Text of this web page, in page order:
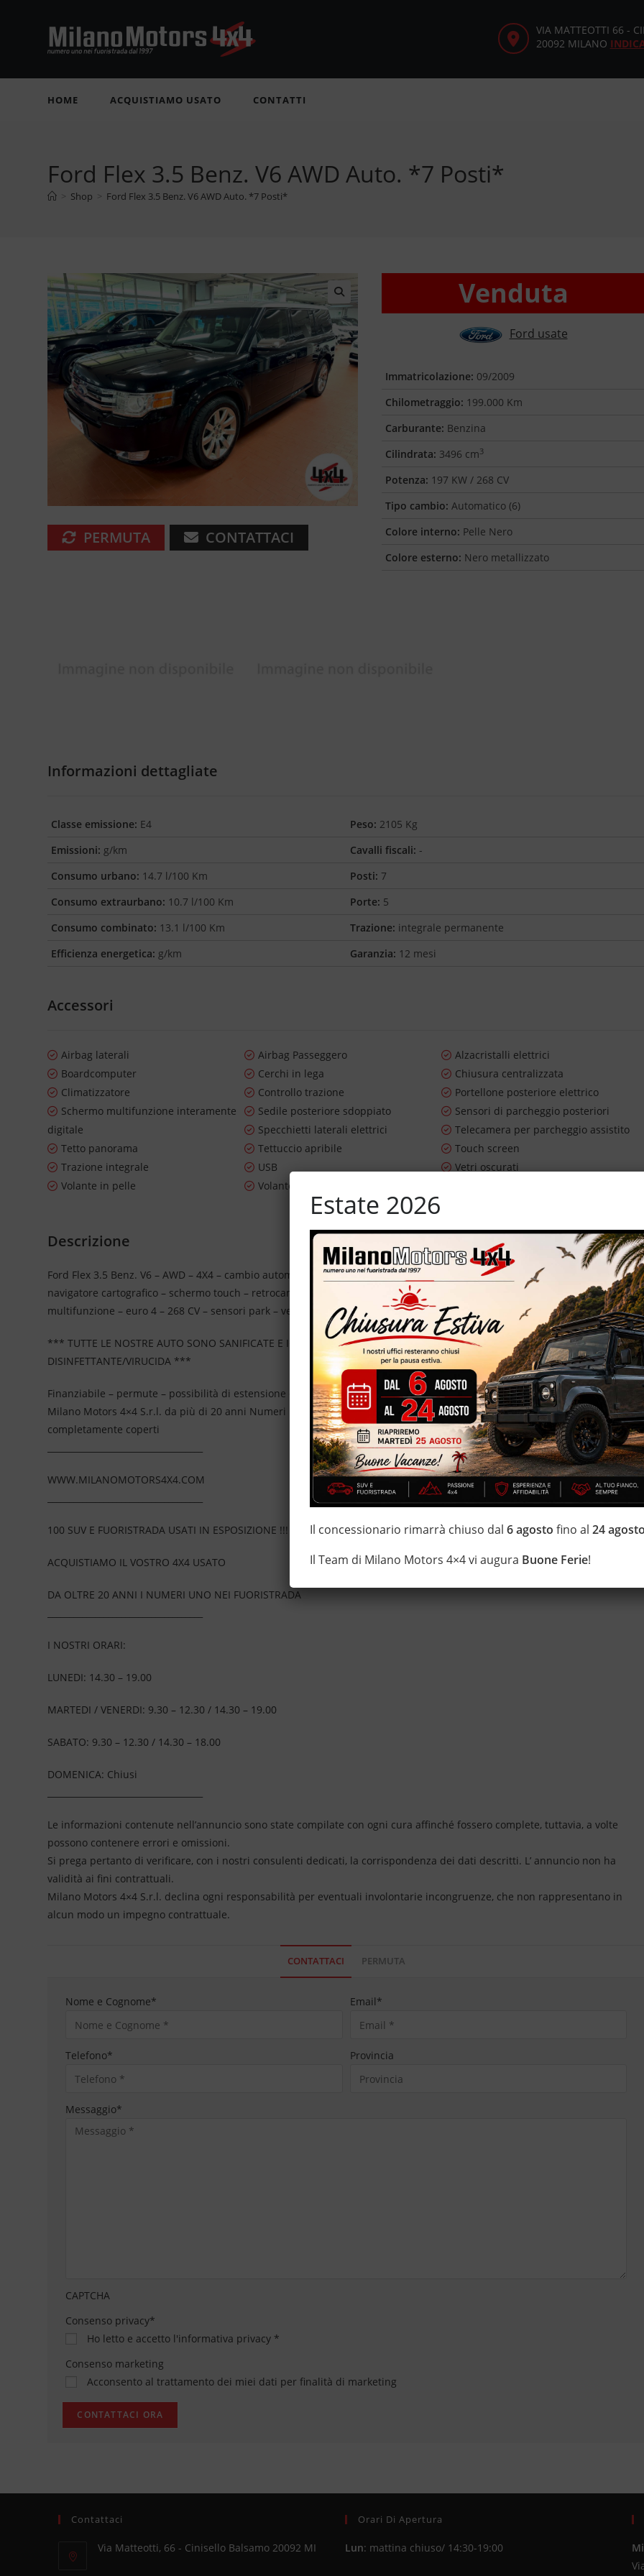
VIA MATTEOTTI 66 -
20092 MILANO
HOME ACQUISTIAMO USATO CONTATTI
Ford Flex 3.5 Benz. V6 AWD Auto. *7 Posti*
> Shop > Ford Flex 3.5 Benz. V6 AWD Auto. *7 Posti*
🔍
PERMUTA CONTATTACI
Venduta
Ford usate
Immatricolazione: 09/2009
Chilometraggio: 199.000 Km
Carburante: Benzina
Cilindrata: 3496 cm3
Potenza: 197 KW / 268 CV
Tipo cambio: Automatico (6)
Colore interno: Pelle Nero
Colore esterno: Nero metallizzato
Informazioni dettagliate
Classe emissione: E4
Emissioni: g/km
Consumo urbano: 14.7 l/100 Km
Consumo extraurbano: 10.7 l/100 Km
Consumo combinato: 13.1 l/100 Km
Efficienza energetica: g/km
Peso: 2105 Kg
Cavalli fiscali: -
Posti: 7
Porte: 5
Trazione: integrale permanente
Garanzia: 12 mesi
Accessori
Airbag laterali Airbag Passeggero
Alzacristalli elettrici
Boardcomputer
Cerchi in lega
Chiusura centralizzata
Climatizzatore
Controllo trazione
Portellone posteriore elettrico
Schermo multifunzione interamente
digitale
Sedile posteriore sdoppiato
Sensori di parcheggio posteriori
Specchietti laterali elettrici
Telecamera per parcheggio assistito
Tetto panorama
Tettuccio apribile
Touch screen
Trazione integrale
USB
Vetri oscurati
Volante in pelle
Volante multifunzione
Descrizione
Ford Flex 3.5 Benz. V6 – AWD – 4X4 – cambio automatico – 7 Posti – 200.288 km certificati e garantiti – cerchi in lega da 19” –
navigatore cartografico – schermo touch – retrocamera per parcheggio assistito – baule elttrico – tetto apribile – volante
multifunzione – euro 4 – 268 CV – sensori park – vernice metallizzata – eleganti interni in pelle totale
*** TUTTE LE NOSTRE AUTO SONO SANIFICATE E IGIENIZZATE CON TRATTAMENTI DI VAPORE, OZONO E
DISINFETTANTE/VIRUCIDA ***
Finanziabile – permute – possibilità di estensione della garanzia con i leader del mercato ”Opteven” e ”Mapfre Warranty” –
Milano Motors 4×4 S.r.l. da più di 20 anni Numeri Uno Nei Fuoristrada con un’ esposizione da più di 1.500 mq
completamente coperti
WWW.MILANOMOTORS4X4.COM
100 SUV E FUORISTRADA USATI IN ESPOSIZIONE !!!
ACQUISTIAMO IL VOSTRO 4X4 USATO
DA OLTRE 20 ANNI I NUMERI UNO NEI FUORISTRADA
I NOSTRI ORARI:
LUNEDI: 14.30 – 19.00
MARTEDI / VENERDI: 9.30 – 12.30 / 14.30 – 19.00
SABATO: 9.30 – 12.30 / 14.30 – 18.00
DOMENICA: Chiusi
Le informazioni contenute nell’annuncio sono state compilate con ogni cura affinché fossero complete, tuttavia, a volte
possono contenere errori e omissioni.
Si prega pertanto di verificare, con i nostri consulenti dedicati, la corrispondenza dei dati descritti. L’ annuncio non ha
validità ai fini contrattuali.
Milano Motors 4×4 S.r.l. declina ogni responsabilità per eventuali involontarie incongruenze, che non rappresentano in
alcun modo un impegno contrattuale.
CONTATTACI PERMUTA
Nome e Cognome* Email*
Telefono* Provincia
Messaggio*
CAPTCHA
Consenso privacy*
Ho letto e accetto l'informativa privacy *
Consenso marketing
Acconsento al trattamento dei miei dati per finalità di marketing
Contattaci
Via Matteotti, 66 - Cinisello Balsamo 20092 MI
Orari Di Apertura
Lun: mattina chiuso/ 14:30-19:00
Estate 2026
Il concessionario rimarrà chiuso dal6 agosto fino al24
Il Team di Milano Motors 4×4 vi augura Buone Ferie!